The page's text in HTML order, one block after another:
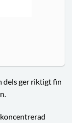
dels ger riktigt fin